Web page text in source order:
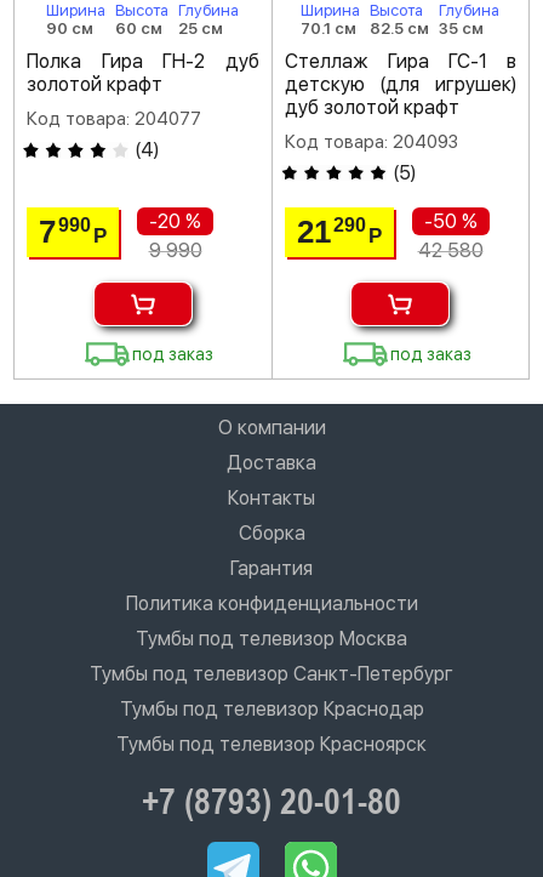
Ширина
90 см
Высота
60 см
Глубина
25 см
Полка Гира ГН-2 дуб
золотой крафт
Код товара: 204077
(4)
7990Р
-20 %
9 990
под заказ
Ширина
70.1 см
Высота
82.5 см
Глубина
35 см
Стеллаж Гира ГС-1 в
детскую (для игрушек)
дуб золотой крафт
Код товара: 204093
(5)
21290 Р
-50 %
42 580
под заказ
О компании
Доставка
Контакты
Сборка
Гарантия
Политика конфиденциальности
Тумбы под телевизор Москва
Тумбы под телевизор Санкт-Петербург
Тумбы под телевизор Краснодар
Тумбы под телевизор Красноярск
+7 (8793) 20-01-80